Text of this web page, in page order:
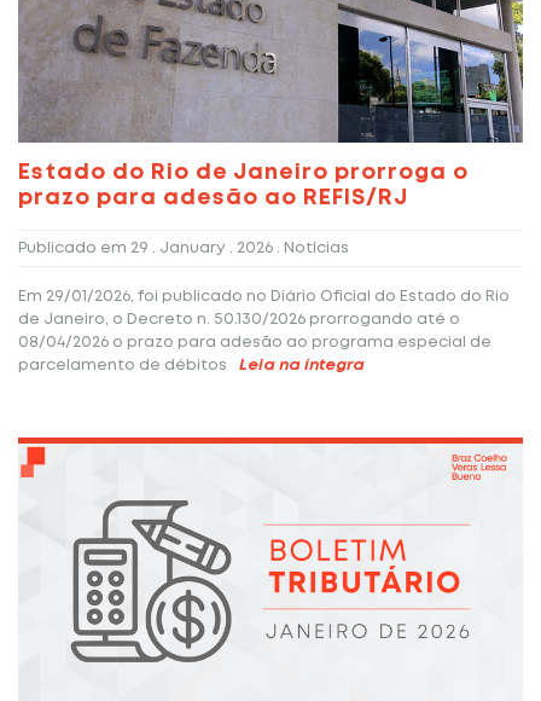
Estado do Rio de Janeiro prorroga o
prazo para adesão ao REFIS/RJ
Publicado em 29 . January . 2026 . Notícias
Em 29/01/2026, foi publicado no Diário Oficial do Estado do Rio
de Janeiro, o Decreto n. 50.130/2026 prorrogando até o
08/04/2026 o prazo para adesão ao programa especial de
parcelamento de débitos
Leia na íntegra